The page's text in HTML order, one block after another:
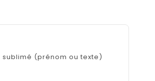
(prénom ou texte)